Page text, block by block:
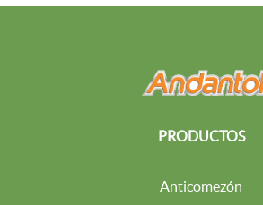
PRODUCTOS
Anticomezón